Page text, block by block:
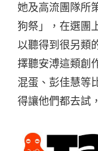
她及高流團隊所
狗祭」，在選團
以聽得到很另類
擇聽安溥這類創
混蛋、彭佳慧等
得讓他們都去試